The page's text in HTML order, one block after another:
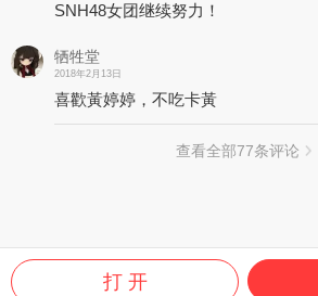
SNH48女团继续努力！
牺牲堂
2018年2月13日
喜歡黃婷婷，不吃卡黃
查看全部77条评论
打 开